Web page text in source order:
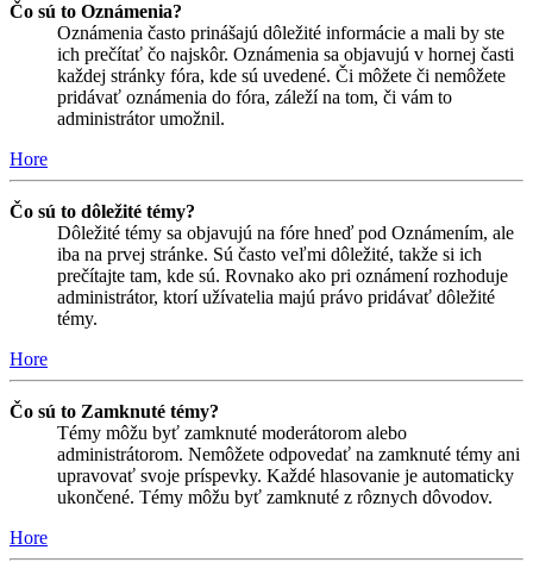
Čo sú to Oznámenia?
Oznámenia často prinášajú dôležité informácie a mali by ste
ich prečítať čo najskôr. Oznámenia sa objavujú v hornej časti
každej stránky fóra, kde sú uvedené. Či môžete či nemôžete
pridávať oznámenia do fóra, záleží na tom, či vám to
administrátor umožnil.
Hore
Čo sú to dôležité témy?
Dôležité témy sa objavujú na fóre hneď pod Oznámením, ale
iba na prvej stránke. Sú často veľmi dôležité, takže si ich
prečítajte tam, kde sú. Rovnako ako pri oznámení rozhoduje
administrátor, ktorí užívatelia majú právo pridávať dôležité
témy.
Hore
Čo sú to Zamknuté témy?
Témy môžu byť zamknuté moderátorom alebo
administrátorom. Nemôžete odpovedať na zamknuté témy ani
upravovať svoje príspevky. Každé hlasovanie je automaticky
ukončené. Témy môžu byť zamknuté z rôznych dôvodov.
Hore